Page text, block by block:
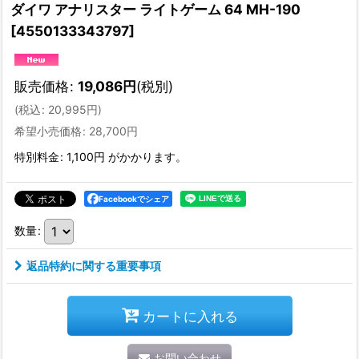
ダイワ アナリスター ライトゲーム 64 MH-190
[4550133343797]
販売価格: 19,086円(税別)
(税込: 20,995円)
希望小売価格: 28,700円
特別料金: 1,100円 がかかります。
Facebookでシェア
数量:
返品特約に関する重要事項
カートに入れる